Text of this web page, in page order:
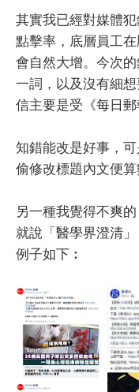
其實我已經對媒體
點擊率，底層員工
會自然大增。今次
一詞，以及沒有細
信主要是受《每日郵
知錯能改是好事，
偷修改標題內文便算
另一種我覺得不爽
就說「醫學界澄清
例子如下︰